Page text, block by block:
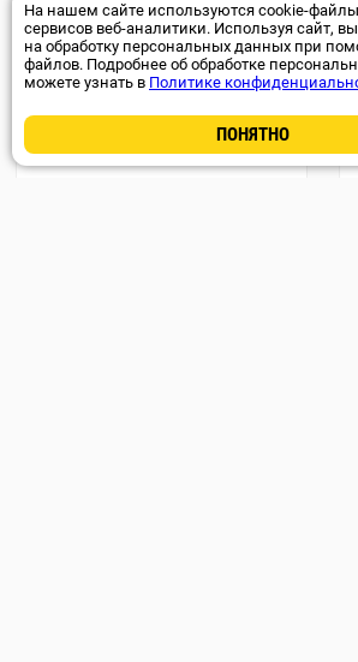
Доставка 09-12 августа
Арт. 63127
Плиткорез 400мм ВОЛАТ
На нашем сайте используются cookie-
сервисов веб-аналитики. Используя сайт,
на обработку персональных данных при
файлов. Подробнее об обработке
можете узнать в Политике
ПОНЯТНО